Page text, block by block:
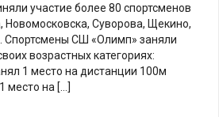
участие более 80 спортсменов
Суворова, Щекино,
Спортсмены СШ «Олимп» заняли
возрастных категориях:
1 место на дистанции 100м
место на […]